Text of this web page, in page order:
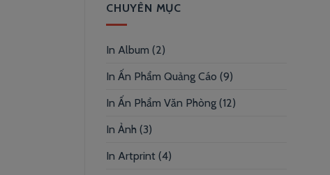
CHUYÊN MỤC
In Album (2)
In Ấn Phẩm Quảng Cáo (9)
In Ấn Phẩm Văn Phòng (12)
In Ảnh (3)
In Artprint (4)